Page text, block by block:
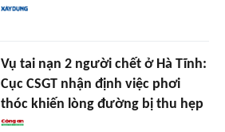
Vụ tai nạn 2 người chết ở Hà Tĩnh:
Cục CSGT nhận định việc phơi
thóc khiến lòng đường bị thu hẹp